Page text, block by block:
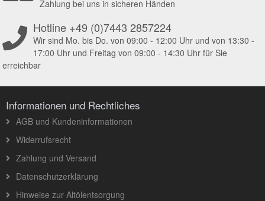
Zahlung bei uns in sicheren Händen
Hotline +49 (0)7443 2857224
Wir sind Mo. bis Do. von 09:00 - 12:00 Uhr und von 13:30 -
17:00 Uhr und Freitag von 09:00 - 14:30 Uhr für Sie
erreichbar
Informationen und Rechtliches
AGB und Kundeninformationen
Widerrufsrecht
Zahlung und Versand
Datenschutzerklärung
Hinweise zur Altölentsorgung